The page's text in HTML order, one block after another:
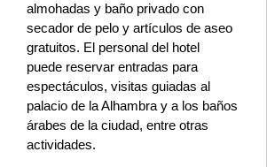
almohadas y baño privado con
secador de pelo y artículos de aseo
gratuitos. El personal del hotel
puede reservar entradas para
espectáculos, visitas guiadas al
palacio de la Alhambra y a los baños
árabes de la ciudad, entre otras
actividades.